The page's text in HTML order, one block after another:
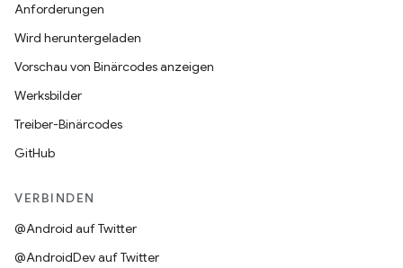
Anforderungen
Wird heruntergeladen
Vorschau von Binärcodes anzeigen
Werksbilder
Treiber-Binärcodes
GitHub
VERBINDEN
@Android auf Twitter
@AndroidDev auf Twitter